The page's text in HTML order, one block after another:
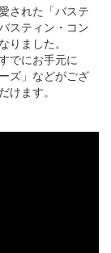
された「バステ
スティン・コン
りました。
でにお手元に
ズ」などがござ
けます。